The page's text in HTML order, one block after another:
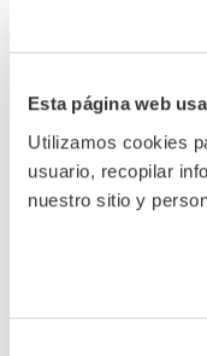
Esta página web
Utilizamos cookies
usuario, recopilar
nuestro sitio y
·Integrar los
proveedores de
estándares de
suministroque se
Incorpore